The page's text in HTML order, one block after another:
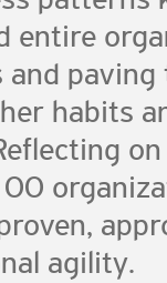
entire
habits
agility.